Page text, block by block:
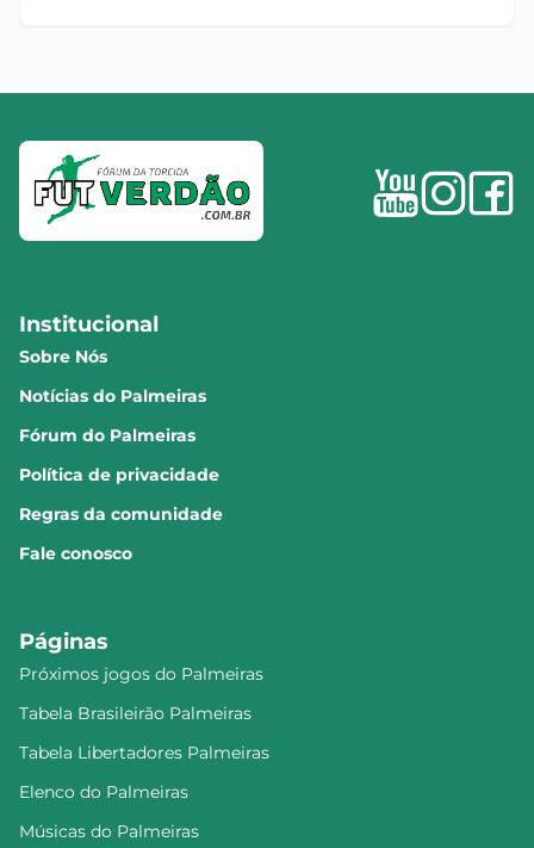
Institucional
Sobre Nós
Notícias do Palmeiras
Fórum do Palmeiras
Política de privacidade
Regras da comunidade
Fale conosco
Páginas
Próximos jogos do Palmeiras
Tabela Brasileirão Palmeiras
Tabela Libertadores Palmeiras
Elenco do Palmeiras
Músicas do Palmeiras